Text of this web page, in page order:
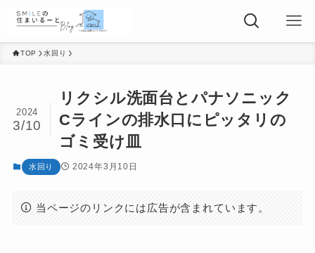
TOP 水回り
リクシル洗面台とパナソニック
Cラインの排水口にピッタリの
ゴミ受け皿
2024
3/10
水回り 2024年3月10日
当ページのリンクには広告が含まれています。